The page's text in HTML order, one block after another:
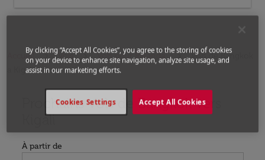
Accueil Vols Vols pour Rwanda
Vols de Bangkok
a Kigali
Prochains Vols de Bangkok vers
Kigali
À partir de
Aucun tarif trouvé pour les options populaires
By clicking “Accept All Cookies”, you agree to the storing of cookies
on your device to enhance site navigation, analyze site usage, and
assist in our marketing efforts.
Accept All Cookies
Cookies Settings